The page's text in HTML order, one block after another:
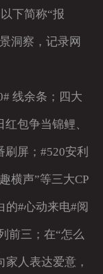
业资讯
质荣誉
才招聘
户留言
下简称“报
洞察，记录网
线余条；四大
包争当锦鲤、
屏；#520安利
横声”等三大CP
的#心动来电#阅
前三；在“怎么
人表达爱意，